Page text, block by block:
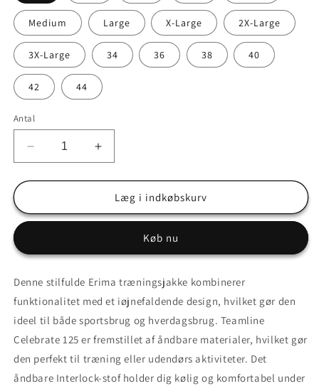
Medium Large X-Large 2X-Large
3X-Large 34 36 38 40
42 44
Antal
Reducer
antallet
for
Celebrate
Træningstrøje
lang
lynlås
og
-
Curacao/Konge
blå
Øg
antallet
for
Teamline
Celebrate
Træningstrøje
lang
lynlås
og
hætte
-
Curacao/Konge
blå
Læg i indkøbskurv
Køb nu
Denne stilfulde Erima træningsjakke kombinerer
funktionalitet med et iøjnefaldende design, hvilket gør den
ideel til både sportsbrug og hverdagsbrug. Teamline
Celebrate 125 er fremstillet af åndbare materialer, hvilket gør
den perfekt til træning eller udendørs aktiviteter. Det
åndbare Interlock-stof holder dig kølig og komfortabel under